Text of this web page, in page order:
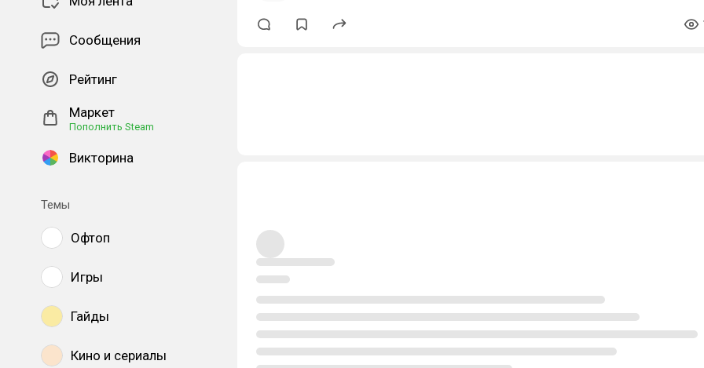
Сообщения
Рейтинг
Маркет
Пополнить Steam
Викторина
Темы
Офтоп
Игры
Гайды
Кино и сериалы